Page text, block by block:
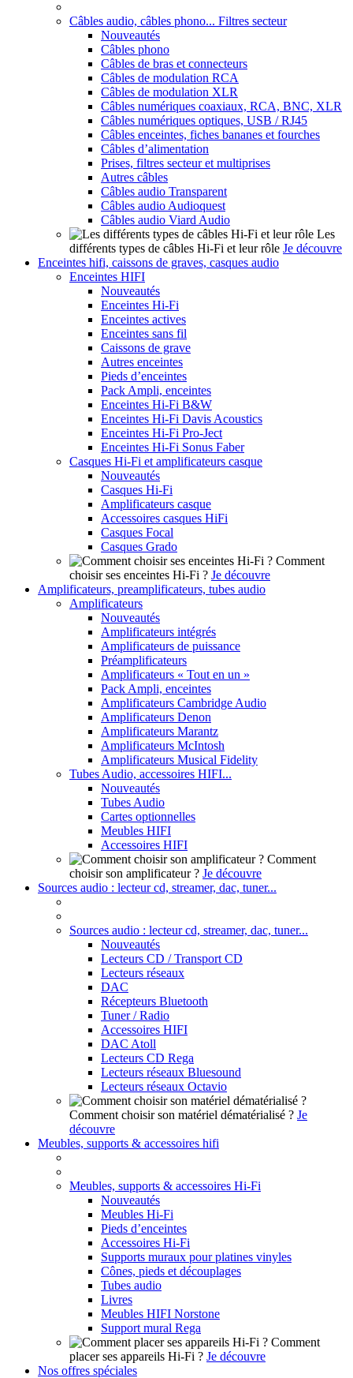
Câbles audio, câbles phono... Filtres secteur
Nouveautés
Câbles phono
Câbles de bras et connecteurs
Câbles de modulation RCA
Câbles de modulation XLR
Câbles numériques coaxiaux, RCA, BNC, XLR
Câbles numériques optiques, USB / RJ45
Câbles enceintes, fiches bananes et fourches
Câbles d’alimentation
Prises, filtres secteur et multiprises
Autres câbles
Câbles audio Transparent
Câbles audio Audioquest
Câbles audio Viard Audio
Les
différents types de câbles Hi-Fi et leur rôle Je découvre
Enceintes hifi, caissons de graves, casques audio
Enceintes HIFI
Nouveautés
Enceintes Hi-Fi
Enceintes actives
Enceintes sans fil
Caissons de grave
Autres enceintes
Pieds d’enceintes
Pack Ampli, enceintes
Enceintes Hi-Fi B&W
Enceintes Hi-Fi Davis Acoustics
Enceintes Hi-Fi Pro-Ject
Enceintes Hi-Fi Sonus Faber
Casques Hi-Fi et amplificateurs casque
Nouveautés
Casques Hi-Fi
Amplificateurs casque
Accessoires casques HiFi
Casques Focal
Casques Grado
Comment
choisir ses enceintes Hi-Fi ? Je découvre
Amplificateurs, preamplificateurs, tubes audio
Amplificateurs
Nouveautés
Amplificateurs intégrés
Amplificateurs de puissance
Préamplificateurs
Amplificateurs « Tout en un »
Pack Ampli, enceintes
Amplificateurs Cambridge Audio
Amplificateurs Denon
Amplificateurs Marantz
Amplificateurs McIntosh
Amplificateurs Musical Fidelity
Tubes Audio, accessoires HIFI...
Nouveautés
Tubes Audio
Cartes optionnelles
Meubles HIFI
Accessoires HIFI
Comment
choisir son amplificateur ? Je découvre
Sources audio : lecteur cd, streamer, dac, tuner...
Sources audio : lecteur cd, streamer, dac, tuner...
Nouveautés
Lecteurs CD / Transport CD
Lecteurs réseaux
DAC
Récepteurs Bluetooth
Tuner / Radio
Accessoires HIFI
DAC Atoll
Lecteurs CD Rega
Lecteurs réseaux Bluesound
Lecteurs réseaux Octavio
Comment choisir son matériel dématérialisé ? Je
découvre
Meubles, supports & accessoires hifi
Meubles, supports & accessoires Hi-Fi
Nouveautés
Meubles Hi-Fi
Pieds d’enceintes
Accessoires Hi-Fi
Supports muraux pour platines vinyles
Cônes, pieds et découplages
Tubes audio
Livres
Meubles HIFI Norstone
Support mural Rega
Comment
placer ses appareils Hi-Fi ? Je découvre
Nos offres spéciales